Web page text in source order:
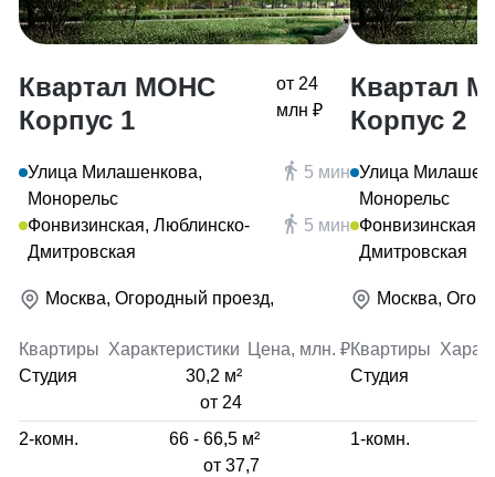
Квартал МОНС
Корпус 1
от 24
млн ₽
Улица Милашенкова,
Монорельс
5 мин
Фонвизинская, Люблинско-
Дмитровская
5 мин
Москва, Огородный проезд,
Квартиры Характеристики Цена, млн. ₽
Студия
30,2 м²
от 24
2-комн.
66 - 66,5 м²
от 37,7
Квартал
Корпус 2
Улица
Монорельс
Фонвизинская,
Дмитровская
Москва,
Квартиры
Студия
1-комн.